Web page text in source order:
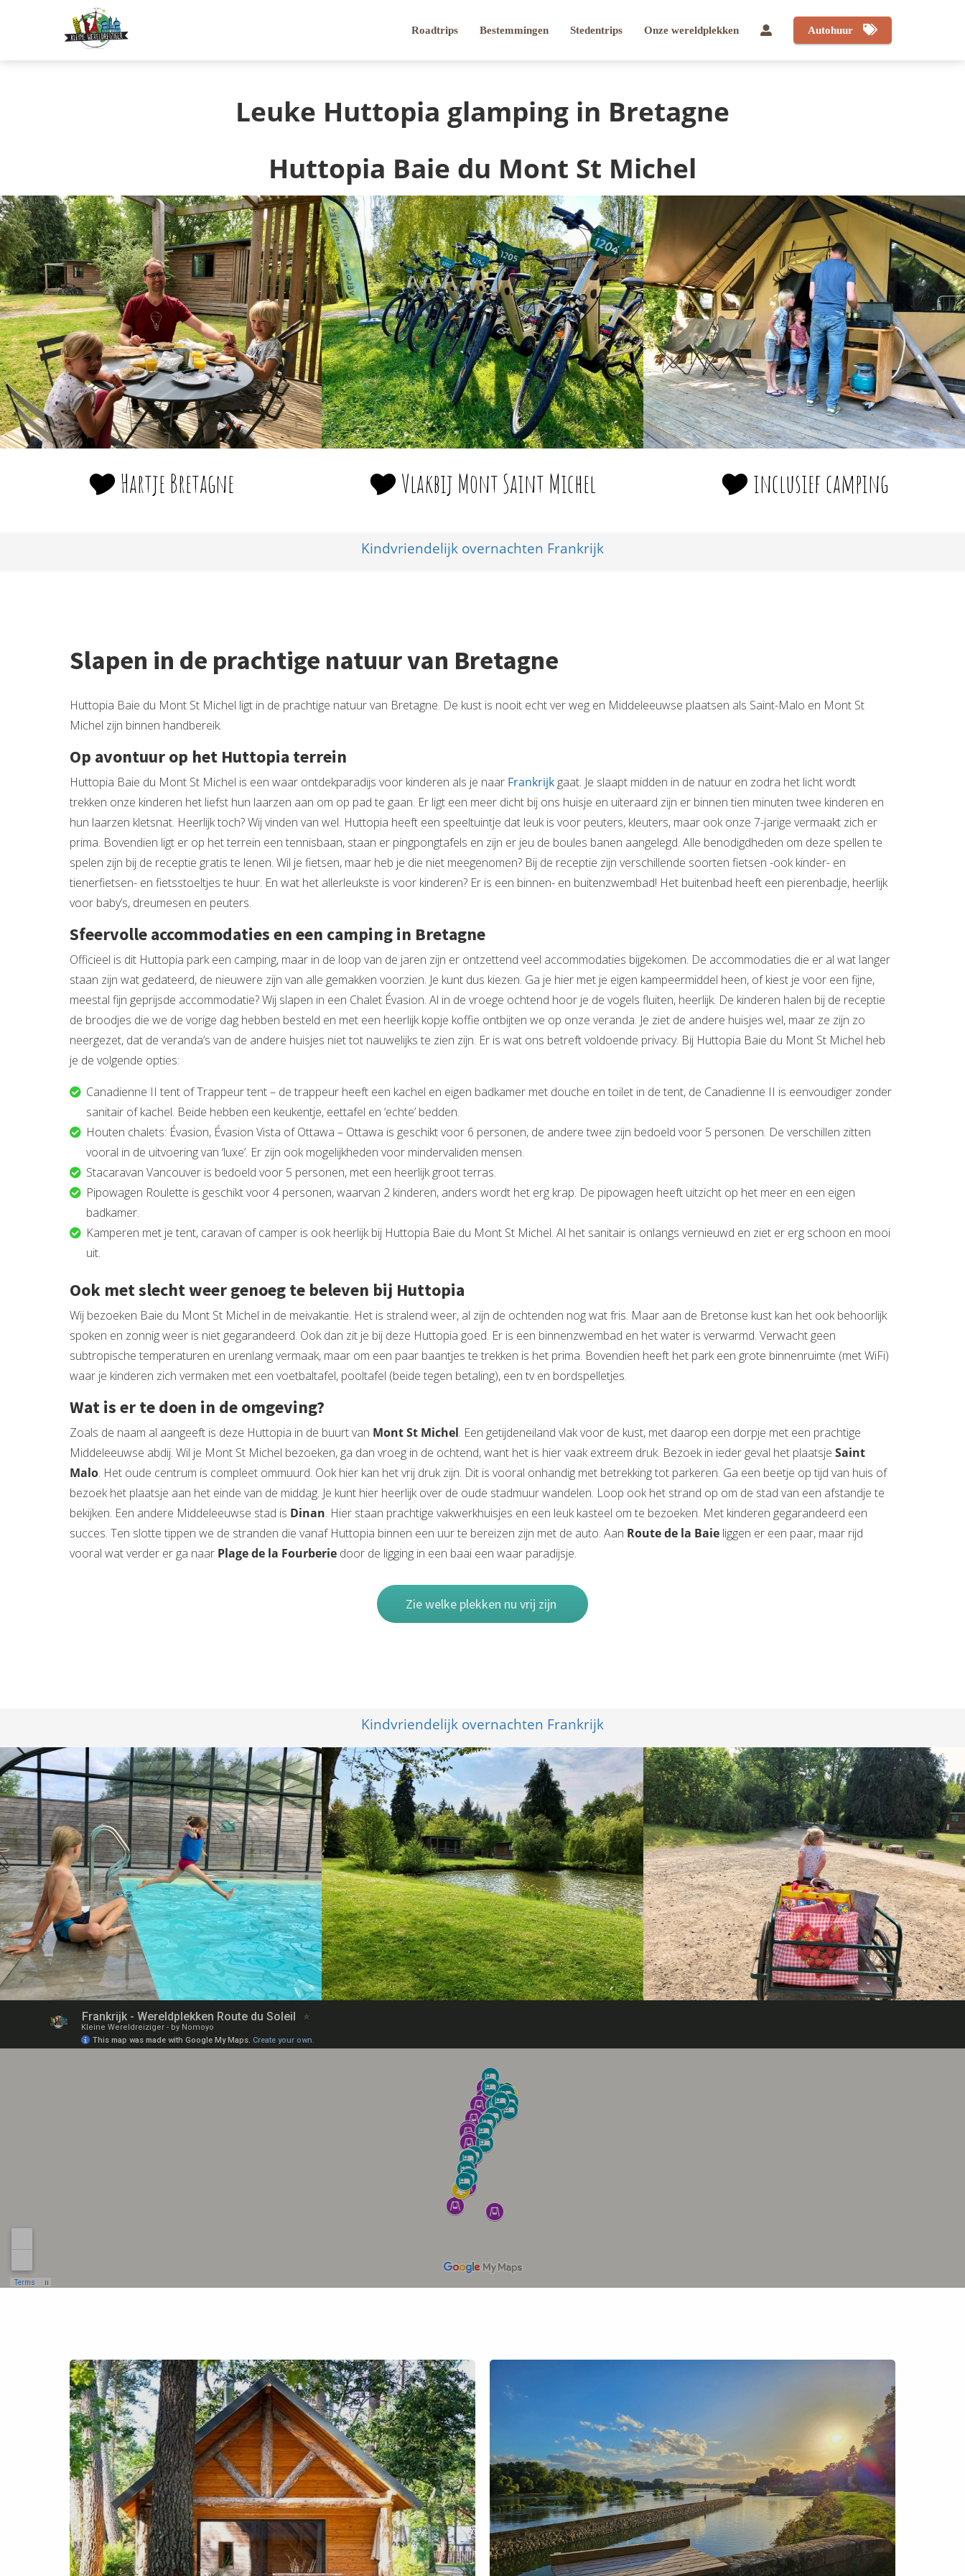
Roadtrips Bestemmingen Stedentrips Onze wereldplekken Autohuur
Leuke Huttopia glamping in Bretagne
Huttopia Baie du Mont St Michel
🎔 Hartje Bretagne 🎔 Vlakbij Mont Saint Michel 🎔 inclusief camping
Kindvriendelijk overnachten Frankrijk
Slapen in de prachtige natuur van Bretagne
Huttopia Baie du Mont St Michel ligt in de prachtige natuur van Bretagne. De kust is nooit echt ver weg en Middeleeuwse plaatsen als Saint-Malo en Mont St
Michel zijn binnen handbereik.
Op avontuur op het Huttopia terrein
Huttopia Baie du Mont St Michel is een waar ontdekparadijs voor kinderen als je naar Frankrijk gaat. Je slaapt midden in de natuur en zodra het licht wordt
trekken onze kinderen het liefst hun laarzen aan om op pad te gaan. Er ligt een meer dicht bij ons huisje en uiteraard zijn er binnen tien minuten twee kinderen en
hun laarzen kletsnat. Heerlijk toch? Wij vinden van wel. Huttopia heeft een speeltuintje dat leuk is voor peuters, kleuters, maar ook onze 7-jarige vermaakt zich er
prima. Bovendien ligt er op het terrein een tennisbaan, staan er pingpongtafels en zijn er jeu de boules banen aangelegd. Alle benodigdheden om deze spellen te
spelen zijn bij de receptie gratis te lenen. Wil je fietsen, maar heb je die niet meegenomen? Bij de receptie zijn verschillende soorten fietsen -ook kinder- en
tienerfietsen- en fietsstoeltjes te huur. En wat het allerleukste is voor kinderen? Er is een binnen- en buitenzwembad! Het buitenbad heeft een pierenbadje, heerlijk
voor baby’s, dreumesen en peuters.
Sfeervolle accommodaties en een camping in Bretagne
Officieel is dit Huttopia park een camping, maar in de loop van de jaren zijn er ontzettend veel accommodaties bijgekomen. De accommodaties die er al wat langer
staan zijn wat gedateerd, de nieuwere zijn van alle gemakken voorzien. Je kunt dus kiezen. Ga je hier met je eigen kampeermiddel heen, of kiest je voor een fijne,
meestal fijn geprijsde accommodatie? Wij slapen in een Chalet Évasion. Al in de vroege ochtend hoor je de vogels fluiten, heerlijk. De kinderen halen bij de receptie
de broodjes die we de vorige dag hebben besteld en met een heerlijk kopje koffie ontbijten we op onze veranda. Je ziet de andere huisjes wel, maar ze zijn zo
neergezet, dat de veranda’s van de andere huisjes niet tot nauwelijks te zien zijn. Er is wat ons betreft voldoende privacy. Bij Huttopia Baie du Mont St Michel heb
je de volgende opties:
Canadienne II tent of Trappeur tent – de trappeur heeft een kachel en eigen badkamer met douche en toilet in de tent, de Canadienne II is eenvoudiger zonder
sanitair of kachel. Beide hebben een keukentje, eettafel en ‘echte’ bedden.
Houten chalets: Évasion, Évasion Vista of Ottawa – Ottawa is geschikt voor 6 personen, de andere twee zijn bedoeld voor 5 personen. De verschillen zitten
vooral in de uitvoering van ‘luxe’. Er zijn ook mogelijkheden voor mindervaliden mensen.
Stacaravan Vancouver is bedoeld voor 5 personen, met een heerlijk groot terras.
Pipowagen Roulette is geschikt voor 4 personen, waarvan 2 kinderen, anders wordt het erg krap. De pipowagen heeft uitzicht op het meer en een eigen
badkamer.
Kamperen met je tent, caravan of camper is ook heerlijk bij Huttopia Baie du Mont St Michel. Al het sanitair is onlangs vernieuwd en ziet er erg schoon en mooi
uit.
Ook met slecht weer genoeg te beleven bij Huttopia
Wij bezoeken Baie du Mont St Michel in de meivakantie. Het is stralend weer, al zijn de ochtenden nog wat fris. Maar aan de Bretonse kust kan het ook behoorlijk
spoken en zonnig weer is niet gegarandeerd. Ook dan zit je bij deze Huttopia goed. Er is een binnenzwembad en het water is verwarmd. Verwacht geen
subtropische temperaturen en urenlang vermaak, maar om een paar baantjes te trekken is het prima. Bovendien heeft het park een grote binnenruimte (met WiFi)
waar je kinderen zich vermaken met een voetbaltafel, pooltafel (beide tegen betaling), een tv en bordspelletjes.
Wat is er te doen in de omgeving?
Zoals de naam al aangeeft is deze Huttopia in de buurt van Mont St Michel. Een getijdeneiland vlak voor de kust, met daarop een dorpje met een prachtige
Middeleeuwse abdij. Wil je Mont St Michel bezoeken, ga dan vroeg in de ochtend, want het is hier vaak extreem druk. Bezoek in ieder geval het plaatsje Saint
Malo. Het oude centrum is compleet ommuurd. Ook hier kan het vrij druk zijn. Dit is vooral onhandig met betrekking tot parkeren. Ga een beetje op tijd van huis of
bezoek het plaatsje aan het einde van de middag. Je kunt hier heerlijk over de oude stadmuur wandelen. Loop ook het strand op om de stad van een afstandje te
bekijken. Een andere Middeleeuwse stad is Dinan. Hier staan prachtige vakwerkhuisjes en een leuk kasteel om te bezoeken. Met kinderen gegarandeerd een
succes. Ten slotte tippen we de stranden die vanaf Huttopia binnen een uur te bereizen zijn met de auto. Aan Route de la Baie liggen er een paar, maar rijd
vooral wat verder er ga naar Plage de la Fourberie door de ligging in een baai een waar paradijsje.
Zie welke plekken nu vrij zijn
Kindvriendelijk overnachten Frankrijk